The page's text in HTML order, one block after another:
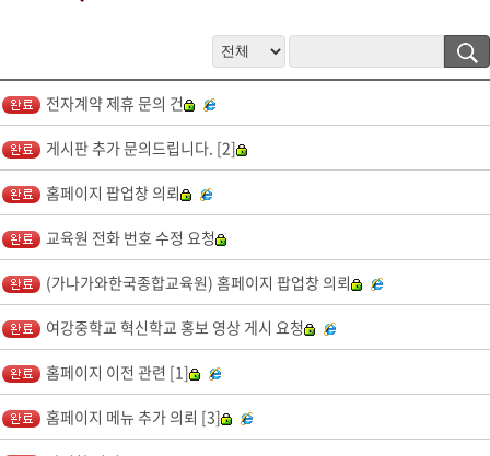
과 개인정보 입력항목에 대해서는 1년간 보유 이후 해당 정보를 파기합
그 밖의 사항은 개인정보처리방침을 준수합니다.
4. 개인정보 수집 동의 거부 권리
서비스 제공을 위하여 기본 정보를 수집하고 있으며, 제공을 원하지 않
을 경우 수집하지 않으며, 미동의(로 인해)시 서비스 이용이 제한됩니
다.
전자계약 제휴 문의 건
게시판 추가 문의드립니다. [2]
홈페이지 팝업창 의뢰
교육원 전화 번호 수정 요청
(가나가와한국종합교육원) 홈페이지 팝업창 의뢰
여강중학교 혁신학교 홍보 영상 게시 요청
홈페이지 이전 관련 [1]
홈페이지 메뉴 추가 의뢰 [3]